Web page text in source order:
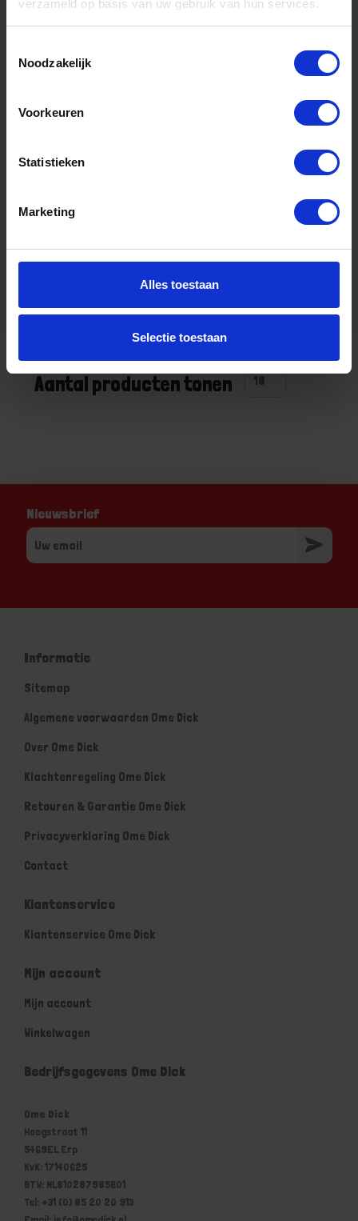
verzameld op basis van uw gebruik van hun services.
Noodzakelijk
Voorkeuren
Statistieken
Marketing
Alles toestaan
Selectie toestaan
houder
Artikelnummer merk: AMP2
€ 9,93 incl. BTW
Bestel nu!
Aantal producten tonen
Nieuwsbrief
Informatie
Sitemap
Algemene voorwaarden Ome Dick
Over Ome Dick
Klachtenregeling Ome Dick
Retouren & Garantie Ome Dick
Privacyverklaring Ome Dick
Contact
Klantenservice
Klantenservice Ome Dick
Mijn account
Mijn account
Winkelwagen
Bedrijfsgegevens Ome Dick
Ome Dick
Hoogstraat 11
5469EL Erp
KvK: 17140625
BTW: NL810287985B01
Tel: +31 (0) 85 20 20 913